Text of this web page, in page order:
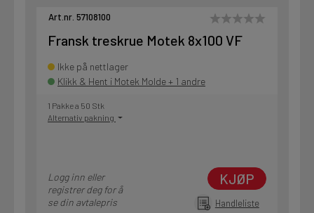
Art.nr. 57108100
Fransk treskrue Motek 8x100 VF
Ikke på nettlager
Klikk & Hent i Motek Molde + 1 andre
1 Pakke a 50 Stk
Alternativ pakning
Logg inn eller
registrer deg for å
se din avtalepris
KJØP
Handleliste